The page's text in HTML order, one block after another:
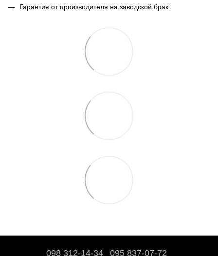
Гарантия от производителя на заводской брак.
098 312-14-34 095 837-07-72